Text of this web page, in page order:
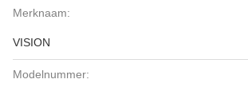
Merknaam:
VISION
Modelnummer: